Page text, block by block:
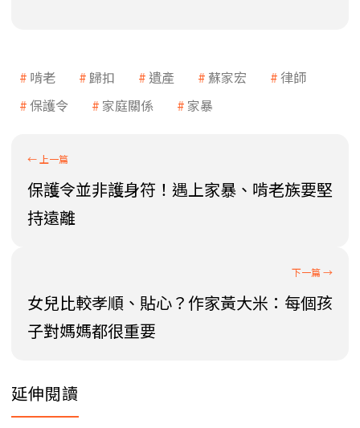
啃老 歸扣 遺產 蘇家宏
律師
保護令
家庭關係 家暴
保護令並非護身符！遇上家暴、啃老族要堅
持遠離
女兒比較孝順、貼心？作家黃大米：每個孩
子對媽媽都很重要
延伸閱讀